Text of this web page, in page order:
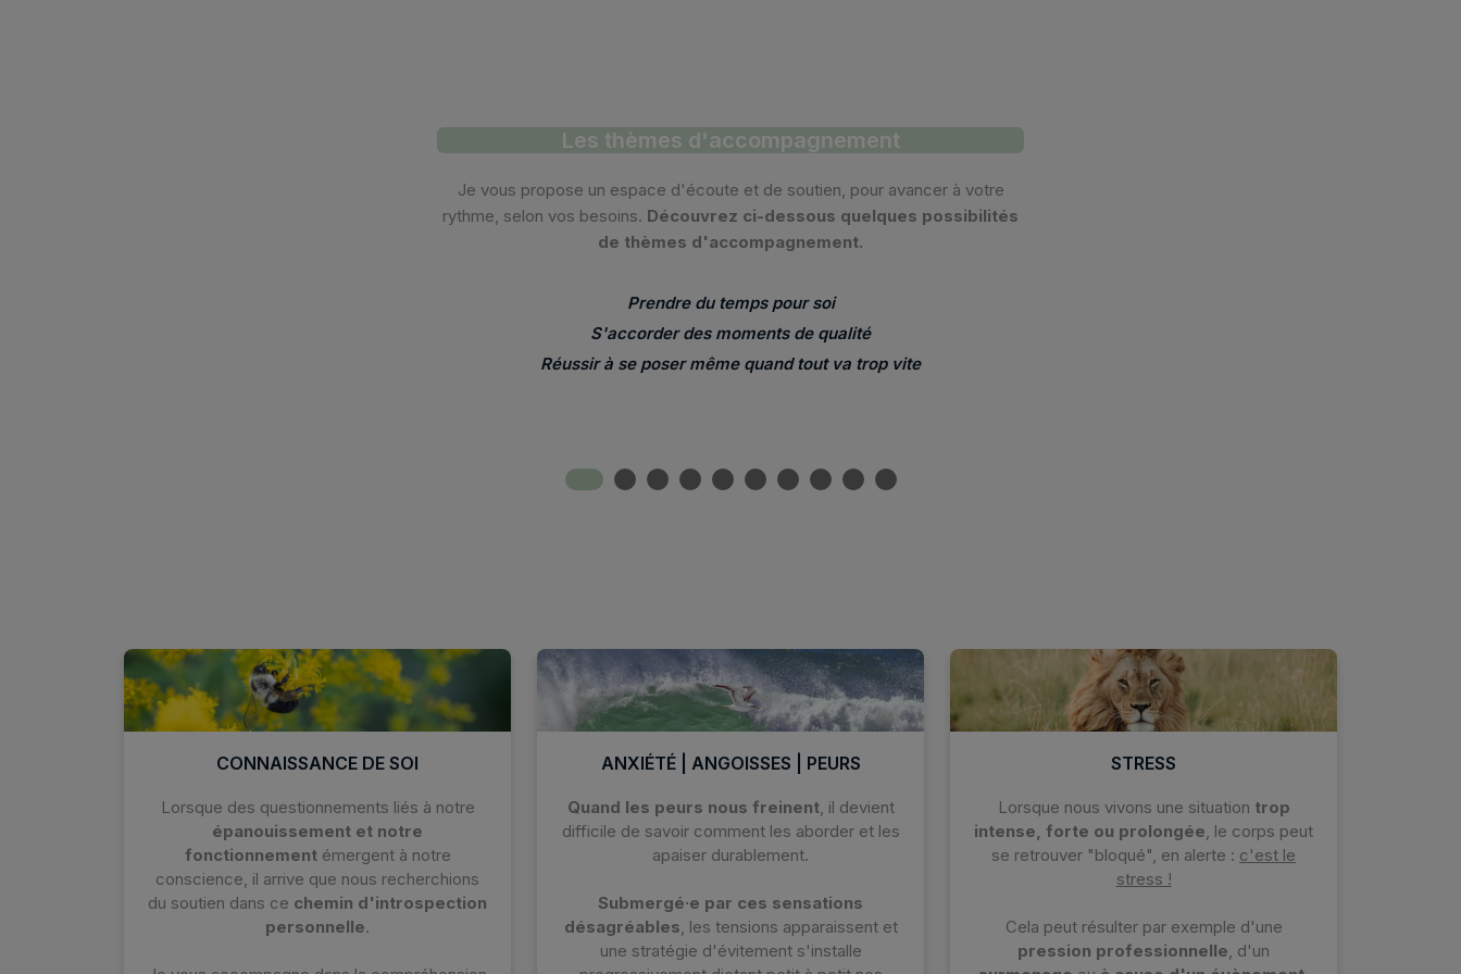
Les thèmes d'accompagnement
Je vous propose un espace d'écoute et de soutien, pour avancer à votre
rythme, selon vos besoins. Découvrez ci-dessous quelques possibilités
de thèmes d'accompagnement.
Prendre du temps pour soi
S'accorder des moments de qualité
Réussir à se poser même quand tout va trop vite
CONNAISSANCE DE SOI
Lorsque des questionnements liés à notre
épanouissement et notre
fonctionnementémergent à notre
conscience, il arrive que nous recherchions
du soutien dans ce chemin d'introspection
personnelle.
ANXIÉTÉ | ANGOISSES | PEURS
Quand les peurs nous freinent, il devient
difficile de savoir comment les aborder et les
apaiser durablement.
Submergé·e par ces sensations
désagréables, les tensions apparaissent et
une stratégie d'évitement s'installe
STRESS
Lorsque nous vivons une situation trop
intense, forte ou prolongée, le corps peut
se retrouver "bloqué", en alerte : c'est le
stress !
Cela peut résulter par exemple d'une
pression professionnelle, d'un